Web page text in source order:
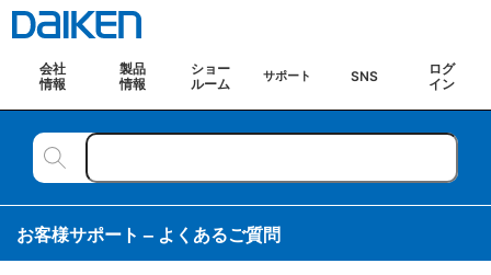
会社
情報
製品
情報
ショー
ルーム
サポート SNS
ログ
イン
お客様サポート – よくあるご質問